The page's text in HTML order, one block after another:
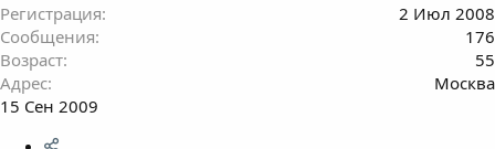
Регистрация
2 Июл 2008
Сообщения
176
Возраст
55
Адрес
Москва
15 Сен 2009